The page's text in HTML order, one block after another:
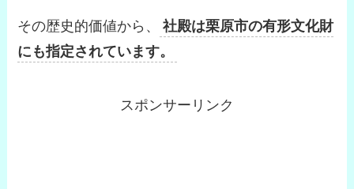
その歴史的価値から、
社殿は栗原市の有形文化財
にも指定されています。
スポンサーリンク